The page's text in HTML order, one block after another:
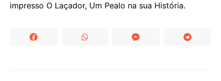
impresso O Laçador, Um Pealo na sua História.